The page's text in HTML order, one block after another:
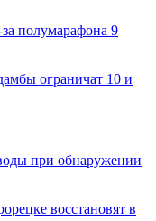
полумарафона 9
ограничат 10 и
при обнаружении
восстановят в